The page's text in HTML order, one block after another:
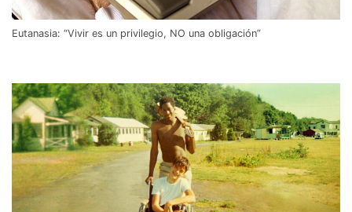
Eutanasia: “Vivir es un privilegio, NO una obligación”